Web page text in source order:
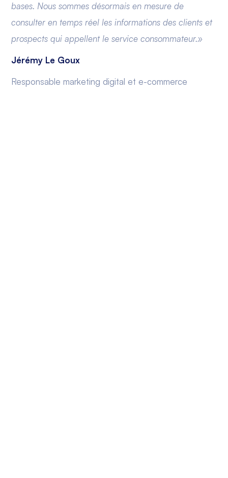
bases. Nous sommes désormais en mesure de
consulter en temps réel les informations des clients et
prospects qui appellent le service consommateur.»
Jérémy Le Goux
Responsable marketing digital et e-commerce